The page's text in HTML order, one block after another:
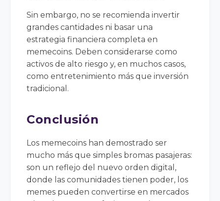
Sin embargo, no se recomienda invertir
grandes cantidades ni basar una
estrategia financiera completa en
memecoins. Deben considerarse como
activos de alto riesgo y, en muchos casos,
como entretenimiento más que inversión
tradicional.
Conclusión
Los memecoins han demostrado ser
mucho más que simples bromas pasajeras:
son un reflejo del nuevo orden digital,
donde las comunidades tienen poder, los
memes pueden convertirse en mercados